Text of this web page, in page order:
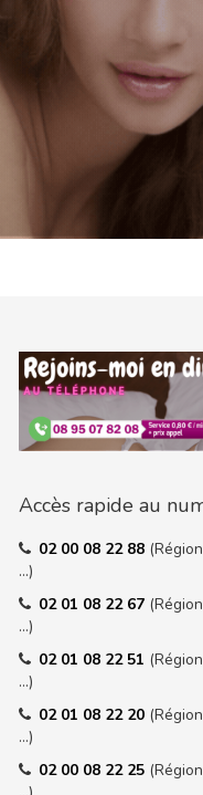
Accès rapide au
02 00 08 22 88
…)
02 01 08 22 67
…)
02 01 08 22 51
…)
02 01 08 22 20
…)
02 00 08 22 25